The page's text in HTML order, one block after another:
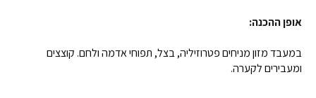
אופן ההכנה:
במעבד מזון מניחים פטרוזיליה, בצל, תפוחי אדמה ולחם. קוצצים
ומעבירים לקערה.